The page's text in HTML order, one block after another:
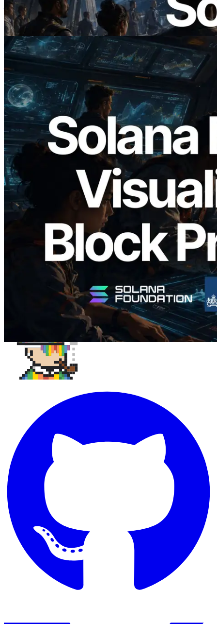
— AI Agent 按需为 API 付费的时代开启
阅读此文章
2026.05.24
Validators Solutions 发布 Solana Block
Analyzer — 以 slot 为单位可视化区块生
成时间与对应验证者